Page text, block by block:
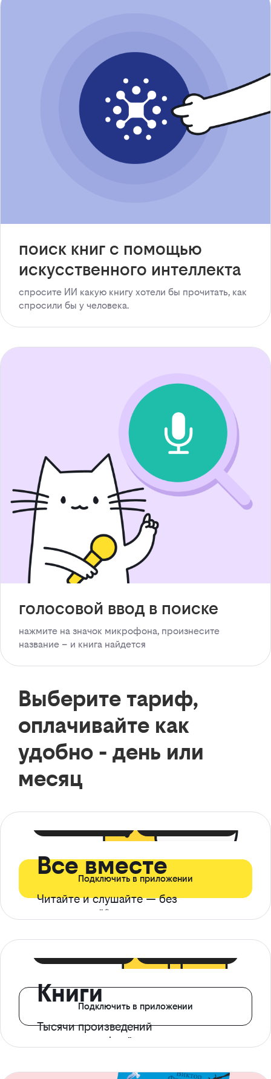
поиск книг с помощью
искусственного интеллекта
спросите ИИ какую книгу хотели бы прочитать, как
спросили бы у человека.
голосовой ввод в поиске
нажмите на значок микрофона, произнесите
название – и книга найдется
Выберите тариф,
оплачивайте как
удобно - день или
месяц
Все вместе
Читайте и слушайте — без
ограничений*
Подключить в приложении
Книги
Тысячи произведений
с доступом офлайн
Подключить в приложении